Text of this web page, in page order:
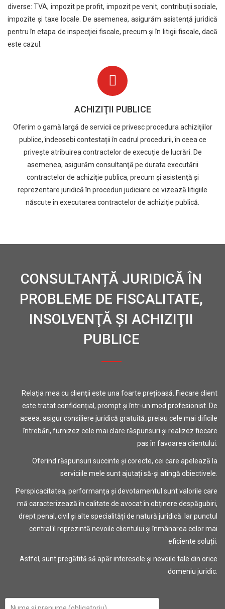
diverse: TVA, impozit pe profit, impozit pe venit, contribuții sociale,
impozite și taxe locale. De asemenea, asigurăm asistenţă juridică
pentru în etapa de inspecţiei fiscale, precum și în litigii fiscale, dacă
este cazul.
ACHIZIŢII PUBLICE
Oferim o gamă largă de servicii ce privesc procedura achiziţiilor
publice, îndeosebi contestații în cadrul procedurii, în ceea ce
privește atribuirea contractelor de execuție de lucrări. De
asemenea, asigurăm consultanţă pe durata executării
contractelor de achiziție publica, precum şi asistenţă și
reprezentare juridică în proceduri judiciare ce vizează litigiile
născute în executarea contractelor de achiziție publică.
CONSULTANȚĂ JURIDICĂ ÎN
PROBLEME DE FISCALITATE,
INSOLVENŢĂ ŞI ACHIZIŢII
PUBLICE
Relația mea cu clienții este una foarte prețioasă. Fiecare client
este tratat confidențial, prompt și într-un mod profesionist. De
aceea, asigur consiliere juridică gratuită, preiau cele mai dificile
întrebări, furnizez cele mai clare răspunsuri și realizez fiecare
pas în favoarea clientului.
Oferind răspunsuri succinte și corecte, cei care apelează la
serviciile mele sunt ajutați să-și atingă obiectivele.
Perspicacitatea, performanța și devotamentul sunt valorile care
mă caracterizează în calitate de avocat în obținere despăgubiri,
drept penal, civil și alte specialități de natură juridică. Iar punctul
central îl reprezintă nevoile clientului și înmânarea celor mai
eficiente soluții.
Astfel, sunt pregătită să apăr interesele și nevoile tale din orice
domeniu juridic.